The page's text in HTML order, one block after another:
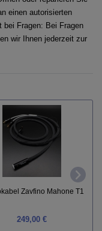
einen autorisierten
bei Fragen: Bei Fragen
wir Ihnen jederzeit zur
Zavfino Mahone T1
249,00 €